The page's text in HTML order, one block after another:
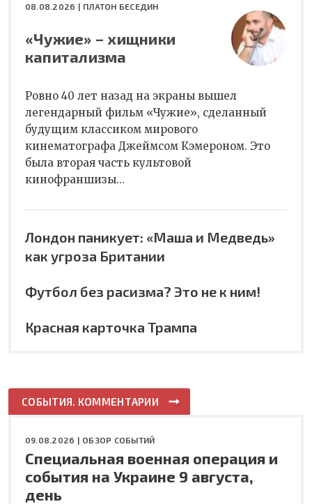
08.08.2026 | ПЛАТОН БЕСЕДИН
«Чужие» – хищники
капитализма
Ровно 40 лет назад на экраны вышел
легендарный фильм «Чужие», сделанный
будущим классиком мирового
кинематографа Джеймсом Кэмероном. Это
была вторая часть культовой
кинофраншизы…
Лондон паникует: «Маша и Медведь»
как угроза Британии
Футбол без расизма? Это не к ним!
Красная карточка Трампа
СОБЫТИЯ. КОММЕНТАРИИ
09.08.2026 | ОБЗОР СОБЫТИЙ
Специальная военная операция и
события на Украине 9 августа,
день